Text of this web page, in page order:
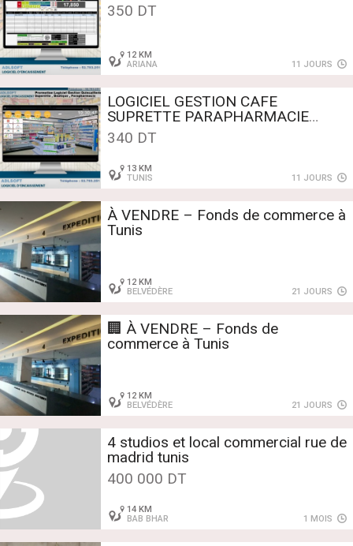
350 DT
12 KM
ARIANA
11 JOURS
LOGICIEL GESTION CAFE
SUPRETTE PARAPHARMACIE
DRUGSTORE Téléphone : +216 52
783 251
340 DT
13 KM
TUNIS
11 JOURS
À VENDRE – Fonds de commerce à
Tunis
12 KM
BELVÉDÈRE
21 JOURS
🏢 À VENDRE – Fonds de
commerce à Tunis
12 KM
BELVÉDÈRE
21 JOURS
4 studios et local commercial rue de
madrid tunis
400 000 DT
14 KM
BAB BHAR
1 MOIS